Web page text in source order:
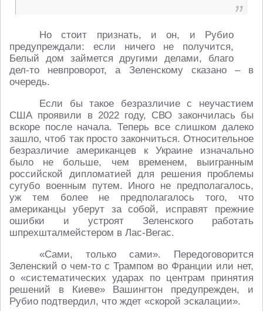
Но стоит признать, и он, и Рубио
предупреждали: если ничего не получится,
Белый дом займется другими делами, благо
дел-то невпроворот, а Зеленскому сказано – в
очередь.
Если бы такое безразличие с неучастием
США проявили в 2022 году, СВО закончилась бы
вскоре после начала. Теперь все слишком далеко
зашло, чтоб так просто закончиться. Относительное
безразличие американцев к Украине изначально
было не больше, чем временем, выигранным
российской дипломатией для решения проблемы
сугубо военным путем. Иного не предполагалось,
уж тем более не предполагалось того, что
американцы уберут за собой, исправят прежние
ошибки и устроят Зеленского работать
шпрехшталмейстером в Лас-Вегас.
«Сами, только сами». Передоговорится
Зеленский о чем-то с Трампом во Франции или нет,
о «систематических ударах по центрам принятия
решений в Киеве» Вашингтон предупрежден, и
Рубио подтвердил, что ждет «скорой эскалации».